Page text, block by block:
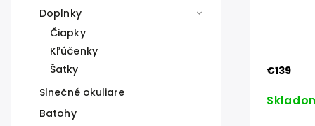
Doplnky
Čiapky
Kľúčenky
Šatky
Slnečné okuliare
Batohy
€139